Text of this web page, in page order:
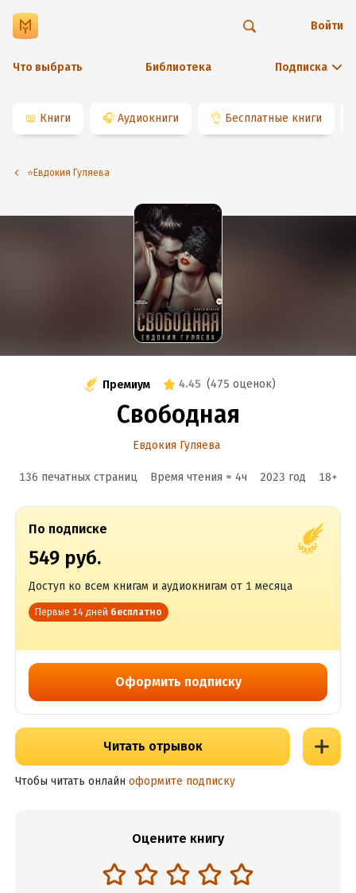
Что выбрать Библиотека Подписка
Войти
📖 Книги 🎧 Аудиокниги 👌 Бесплатные книги
⭐️Евдокия Гуляева
Премиум 4.45 (475 оценок)
Свободная
Евдокия Гуляева
136 печатных страниц Время чтения ≈ 4ч 2023 год 18+
По подписке
549 руб.
Доступ ко всем книгам и аудиокнигам от 1 месяца
Первые 14 дней бесплатно
Оформить подписку
Читать отрывок
Чтобы читать онлайн оформите подписку
Оцените книгу